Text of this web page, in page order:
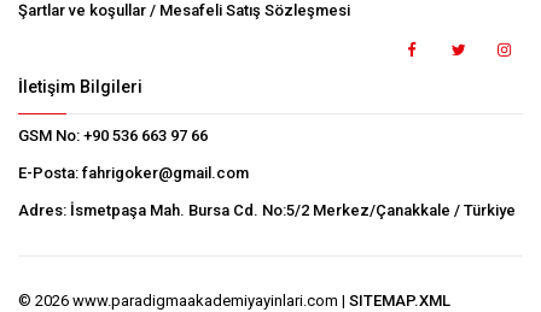
Şartlar ve koşullar / Mesafeli Satış Sözleşmesi
İletişim Bilgileri
GSM No: +90 536 663 97 66
E-Posta: fahrigoker@gmail.com
Adres: İsmetpaşa Mah. Bursa Cd. No:5/2 Merkez/Çanakkale / Türkiye
© 2026 www.paradigmaakademiyayinlari.com | SITEMAP.XML